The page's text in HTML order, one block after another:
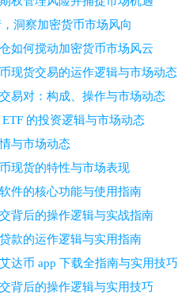
洞察加密货币市场风向
如何搅动加密货币市场风云
现货交易的运作逻辑与市场动态
易对：构成、操作与市场动态
的投资逻辑与市场动态
与市场动态
现货的特性与市场表现
件的核心功能与使用指南
背后的操作逻辑与实战指南
款的运作逻辑与实用指南
达币 app 下载全指南与实用技巧
背后的操作逻辑与实用技巧